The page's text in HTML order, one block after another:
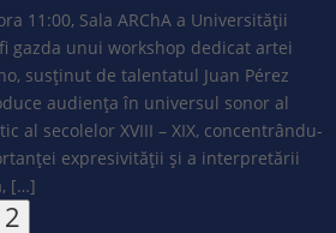
11:00, Sala ARChA a Universității
gazda unui workshop dedicat artei
susținut de talentatul Juan Pérez
audiența în universul sonor al
al secolelor XVIII – XIX, concentrându-
expresivității și a interpretării
[…]